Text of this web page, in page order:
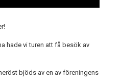
hade vi turen att få besök av
bjöds av en av föreningens